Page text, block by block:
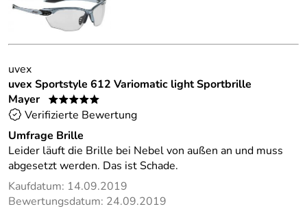
uvex
uvex Sportstyle 612 Variomatic light Sportbrille
Mayer
*****
Verifizierte Bewertung
Umfrage Brille
Leider läuft die Brille bei Nebel von außen an und muss
abgesetzt werden. Das ist Schade.
Kaufdatum: 14.09.2019
Bewertungsdatum: 24.09.2019